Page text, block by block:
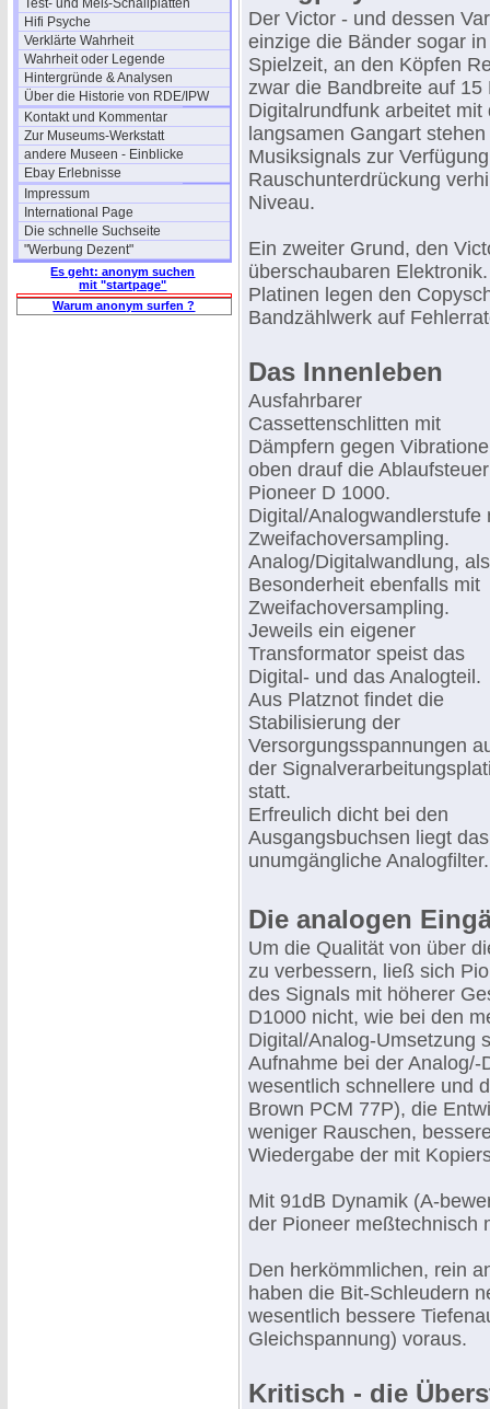
Test- und Meß-Schallplatten
Hifi Psyche
Verklärte Wahrheit
Wahrheit oder Legende
Hintergründe & Analysen
Über die Historie von RDE/IPW
Kontakt und Kommentar
Zur Museums-Werkstatt
andere Museen - Einblicke
Ebay Erlebnisse
Impressum
International Page
Die schnelle Suchseite
"Werbung Dezent"
Es geht: anonym suchen
mit "startpage"
Warum anonym surfen ?
Der Victor - und dessen
einzige die Bänder sogar
Spielzeit, an den Köpfen
zwar die Bandbreite auf
Digitalrundfunk arbeitet
langsamen Gangart
Musiksignals zur
Rauschunterdrückung
Niveau.
Ein zweiter Grund, den
überschaubaren
Platinen legen den
Bandzählwerk auf
Das Innenleben
Ausfahrbarer
Cassettenschlitten mit
Dämpfern gegen
oben drauf die
Pioneer D 1000.
Digital/Analogwandlerstufe
Zweifachoversampling.
Analog/Digitalwandlung, als
Besonderheit ebenfalls mit
Zweifachoversampling.
Jeweils ein eigener
Transformator speist das
Digital- und das Analogteil.
Aus Platznot findet die
Stabilisierung der
Versorgungsspannungen
der
statt.
Erfreulich dicht bei den
Ausgangsbuchsen liegt das
unumgängliche Analogfilter.
Die analogen
Um die Qualität von über
zu verbessern, ließ sich
des Signals mit höherer
D1000 nicht, wie bei den
Digital/Analog-Umsetzung
Aufnahme bei der
wesentlich schnellere und
Brown PCM 77P), die
weniger Rauschen,
Wiedergabe der mit
Mit 91dB Dynamik (A-
der Pioneer meßtechnisch
Den herkömmlichen, rein
haben die Bit-Schleudern
wesentlich bessere
Gleichspannung) voraus.
Kritisch - die